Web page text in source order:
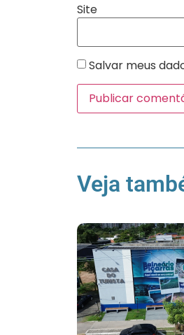
Site
Salvar meus
Veja